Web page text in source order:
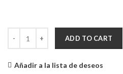
ADD TO CART
Añadir a la lista de deseos